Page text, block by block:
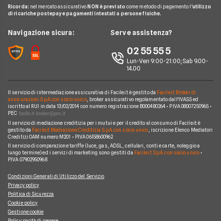
News
Redazione
Ufficio Stampa
Servizio Clienti
Reclami
Mappa del sito
Facile.it Corporate
Facile.it Club
Lavora in Facile.it We're hiring!
Noleggio lungo termine auto elettriche
Noleggio lungo termine veicoli commerciali
Citroen
Jeep
Cupra
Scoprile tutte
FIAT TOPOLINO
LEAPMOTOR B10 reev
AUDI SQ8
FORD Tourneo Courier
BMW Serie 3 SW
AUDI A3 Sportback
MINI Cooper
Scoprile tutte le offerte
Glossario
Arval
Ayvens
UnipolRental
Tutte le compagnie
Ricorda: nel mercato assicurativo NON è previsto come metodo di pagamento l'utilizzo
di ricariche postepay e pagamenti intestati a persone fisiche.
Navigazione sicura: Serve assistenza?
02 55 55 5
Lun-Ven 9:00-21:00; Sab 9.00-
14.00
Il servizio di intermediazione assicurativa di Facile.it è gestito da Facile.it Broker di
assicurazioni S.p.A. con socio unico, broker assicurativo regolamentato dall'IVASS ed
iscritto al RUI in data 13/02/2014 con numero registrazione B000480264 • P.IVA 08007250965 •
PEC
Il servizio di mediazione creditizia per i mutui e per il credito al consumo di Facile.it è
gestito da Facile.it Mediazione Creditizia S.p.A. con socio unico , iscrizione Elenco Mediatori
Creditizi OAM numero M201 • P.IVA 06158600962
Il servizio di comparazione tariffe (luce, gas, ADSL, cellulari, conti e carte, noleggio a
lungo termine) ed i servizi di marketing sono gestiti da Facile.it S.p.A. con socio unico•
P.IVA 07902950968
Condizioni Generali di Utilizzo del Servizio
Privacy policy
Politica di Sicurezza
Cookie policy
Gestione cookie